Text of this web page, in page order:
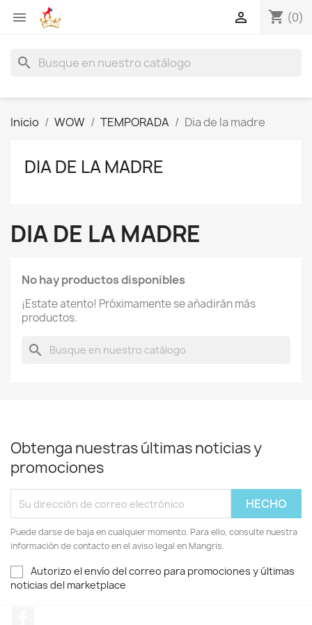
 shopping_cart (0)

search
Inicio WOW TEMPORADA Dia de la madre
DIA DE LA MADRE
DIA DE LA MADRE
No hay productos disponibles
¡Estate atento! Próximamente se añadirán más
productos.
search
Obtenga nuestras últimas noticias y
promociones
Puede darse de baja en cualquier momento. Para ello, consulte nuestra
información de contacto en el aviso legal en Mangris.
Autorizo el envío del correo para promociones y últimas
noticias del marketplace